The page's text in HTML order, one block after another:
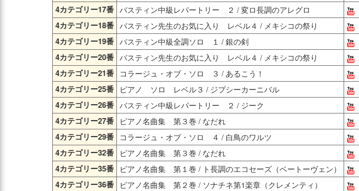
4カテゴリー17番 バスティン中級レパートリー ２ / 変ロ長調のアレグロ
4カテゴリー18番 バスティン先生のお気に入り レベル４ / メキシコの祭り
4カテゴリー19番 バスティン中級全調ソロ １ / 銀の剣
4カテゴリー20番 バスティン先生のお気に入り レベル４ / メキシコの祭り
4カテゴリー21番
コラージュ・オブ・ソロ ３ / あるこう！
4カテゴリー25番
ピアノ ソロ レベル３ / ジプシーカーニバル
4カテゴリー26番 バスティン中級レパートリー ２ / ジーク
4カテゴリー27番
ピアノ名曲集 第３巻 / なだれ
4カテゴリー29番
コラージュ・オブ・ソロ ４ / 白鳥のワルツ
4カテゴリー32番
ピアノ名曲集 第３巻 / なだれ
4カテゴリー35番
ピアノ名曲集 第１巻 / ト長調のエコセーズ（ベートーヴェン）
4カテゴリー36番
ピアノ名曲集 第２巻 / ソナチネ第1楽章（クレメンティ）